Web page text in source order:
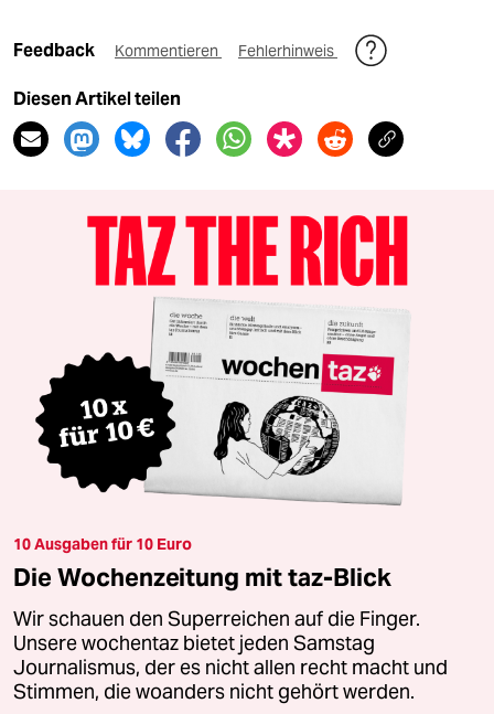
Feedback Kommentieren Fehlerhinweis
Diesen Artikel teilen
10 Ausgaben für 10 Euro
Die Wochenzeitung mit taz-Blick
Wir schauen den Superreichen auf die Finger.
Unsere wochentaz bietet jeden Samstag
Journalismus, der es nicht allen recht macht und
Stimmen, die woanders nicht gehört werden.